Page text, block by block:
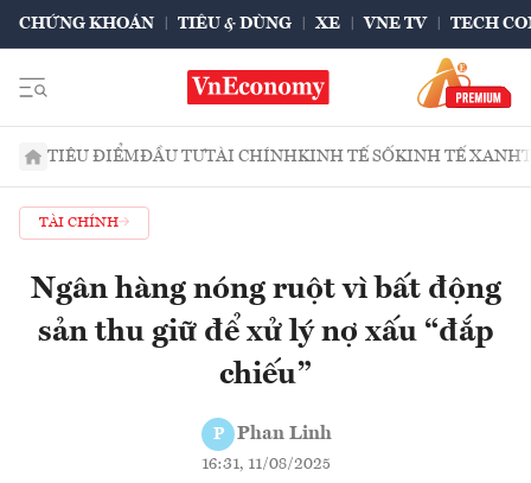
CHỨNG KHOÁN TIÊU & DÙNG XE VNE TV TECH
TIÊU ĐIỂMĐẦU TƯTÀI CHÍNHKINH TẾ SỐKINH TẾ XANH
TÀI CHÍNH
Ngân hàng nóng ruột vì bất động
sản thu giữ để xử lý nợ xấu “đắp
chiếu”
P Phan Linh
16:31, 11/08/2025